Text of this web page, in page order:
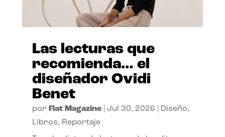
Las lecturas que
recomienda… el
diseñador Ovidi
Benet
por Flat Magazine| Jul 30, 2026 Diseño,
Libros, Reportaje